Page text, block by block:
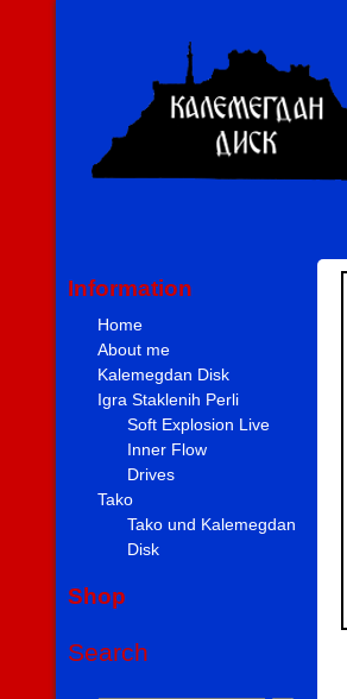
Information
Home
About me
Kalemegdan Disk
Igra Staklenih Perli
Soft Explosion Live
Inner Flow
Drives
Tako
Tako und Kalemegdan
Disk
Shop
Search